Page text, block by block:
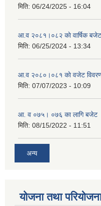
मिति: 06/24/2025 - 16:04
आ.व २०८१।०८२ काे वार्षिक बजेट
मिति: 06/25/2024 - 13:34
आ.व २०८०।०८१ काे वजेट
मिति: 07/07/2023 - 10:09
आ. व ०७५। ०७६ का लागि बजेट
मिति: 08/15/2022 - 11:51
अन्य
योजना तथा